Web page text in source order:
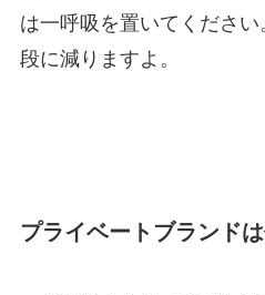
は一呼吸を置いてくださ
段に減りますよ。
プライベートブランド